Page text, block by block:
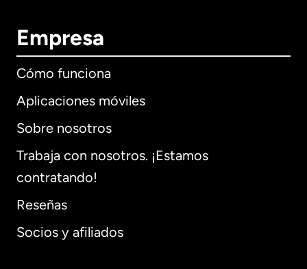
Empresa
Cómo funciona
Aplicaciones móviles
Sobre nosotros
Trabaja con nosotros. ¡Estamos
contratando!
Reseñas
Socios y afiliados